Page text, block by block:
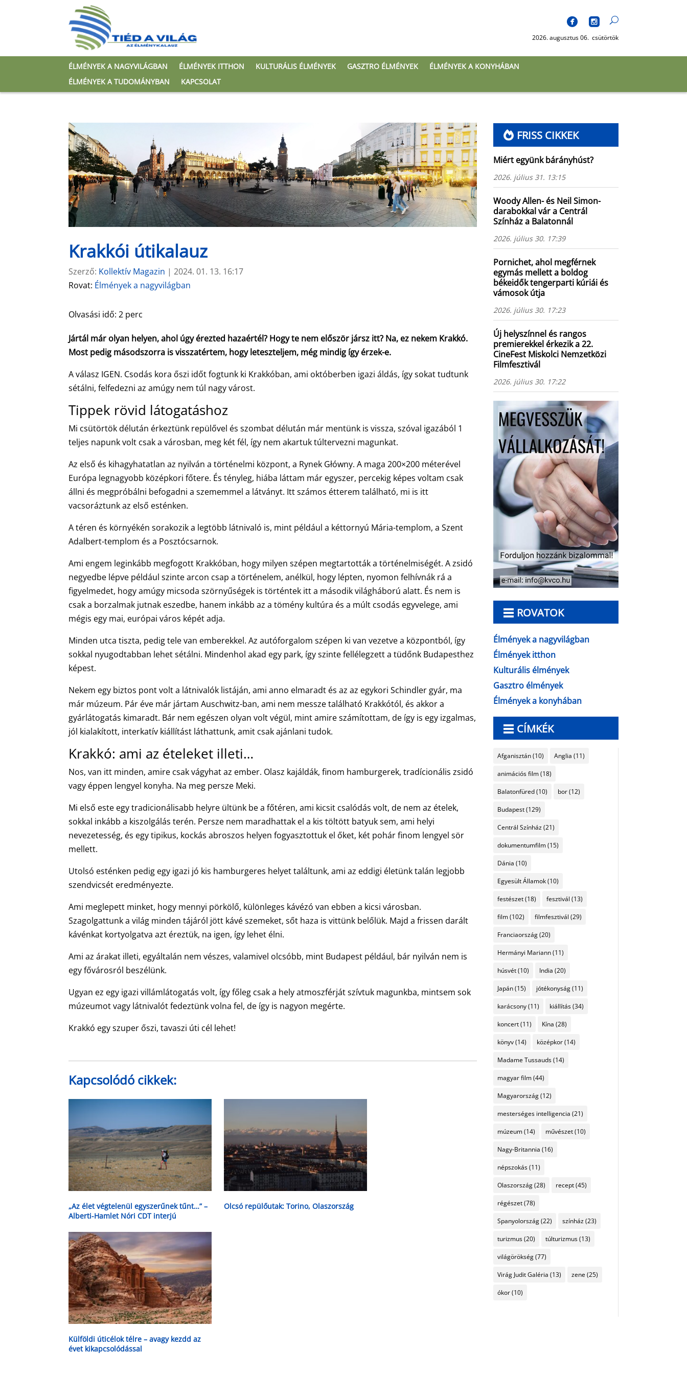
2026. augusztus 06. csütörtök
ÉLMÉNYEK A NAGYVILÁGBAN ÉLMÉNYEK ITTHON KULTURÁLIS ÉLMÉNYEK GASZTRO ÉLMÉNYEK
ÉLMÉNYEK A KONYHÁBAN
ÉLMÉNYEK A TUDOMÁNYBAN
KAPCSOLAT
Krakkói útikalauz
Szerző: Kollektív Magazin |2024. 01. 13. 16:17
Rovat: Élmények a nagyvilágban
Olvasási idő:2 perc
Jártál már olyan helyen, ahol úgy érezted hazaértél? Hogy te nem először jársz itt? Na, ez nekem Krakkó.
Most pedig másodszorra is visszatértem, hogy leteszteljem, még mindig így érzek-e.
A válasz IGEN. Csodás kora őszi időt fogtunk ki Krakkóban, ami októberben igazi áldás, így sokat tudtunk
sétálni, felfedezni az amúgy nem túl nagy várost.
Tippek rövid látogatáshoz
Mi csütörtök délután érkeztünk repülővel és szombat délután már mentünk is vissza, szóval igazából 1
teljes napunk volt csak a városban, meg két fél, így nem akartuk túltervezni magunkat.
Az első és kihagyhatatlan az nyilván a történelmi központ, a Rynek Główny. A maga 200×200 méterével
Európa legnagyobb középkori főtere. És tényleg, hiába láttam már egyszer, percekig képes voltam csak
állni és megpróbálni befogadni a szememmel a látványt. Itt számos étterem található, mi is itt
vacsoráztunk az első esténken.
A téren és környékén sorakozik a legtöbb látnivaló is, mint például a kéttornyú Mária-templom, a Szent
Adalbert-templom és a Posztócsarnok.
Ami engem leginkább megfogott Krakkóban, hogy milyen szépen megtartották a történelmiségét. A zsidó
negyedbe lépve például szinte arcon csap a történelem, anélkül, hogy lépten, nyomon felhívnák rá a
figyelmedet, hogy amúgy micsoda szörnyűségek is történtek itt a második világháború alatt. És nem is
csak a borzalmak jutnak eszedbe, hanem inkább az a tömény kultúra és a múlt csodás egyvelege, ami
mégis egy mai, európai város képét adja.
Minden utca tiszta, pedig tele van emberekkel. Az autóforgalom szépen ki van vezetve a központból, így
sokkal nyugodtabban lehet sétálni. Mindenhol akad egy park, így szinte fellélegzett a tüdőnk Budapesthez
képest.
Nekem egy biztos pont volt a látnivalók listáján, ami anno elmaradt és az az egykori Schindler gyár, ma
már múzeum. Pár éve már jártam Auschwitz-ban, ami nem messze található Krakkótól, és akkor a
gyárlátogatás kimaradt. Bár nem egészen olyan volt végül, mint amire számítottam, de így is egy izgalmas,
jól kialakított, interkatív kiállítást láthattunk, amit csak ajánlani tudok.
Krakkó: ami az ételeket illeti…
Nos, van itt minden, amire csak vágyhat az ember. Olasz kajáldák, finom hamburgerek, tradícionális zsidó
vagy éppen lengyel konyha. Na meg persze Meki.
Mi első este egy tradicionálisabb helyre ültünk be a főtéren, ami kicsit csalódás volt, de nem az ételek,
sokkal inkább a kiszolgálás terén. Persze nem maradhattak el a kis töltött batyuk sem, ami helyi
nevezetesség, és egy tipikus, kockás abroszos helyen fogyasztottuk el őket, két pohár finom lengyel sör
mellett.
Utolsó esténken pedig egy igazi jó kis hamburgeres helyet találtunk, ami az eddigi életünk talán legjobb
szendvicsét eredményezte.
Ami meglepett minket, hogy mennyi pörkölő, különleges kávézó van ebben a kicsi városban.
Szagolgattunk a világ minden tájáról jött kávé szemeket, sőt haza is vittünk belőlük. Majd a frissen darált
kávénkat kortyolgatva azt éreztük, na igen, így lehet élni.
Ami az árakat illeti, egyáltalán nem vészes, valamivel olcsóbb, mint Budapest például, bár nyilván nem is
egy fővárosról beszélünk.
Ugyan ez egy igazi villámlátogatás volt, így főleg csak a hely atmoszférját szívtuk magunkba, mintsem sok
múzeumot vagy látnivalót fedeztünk volna fel, de így is nagyon megérte.
Krakkó egy szuper őszi, tavaszi úti cél lehet!
Kapcsolódó cikkek:
„Az élet végtelenül egyszerűnek tűnt…” –
Alberti-Hamlet Nóri CDT interjú
Olcsó repülőutak: Torino, Olaszország
Külföldi úticélok télre – avagy kezdd az
évet kikapcsolódással
FRISS CIKKEK
Miért együnk bárányhúst?
2026. július 31. 13:15
Woody Allen- és Neil Simon-
darabokkal vár a Centrál
Színház a Balatonnál
2026. július 30. 17:39
Pornichet, ahol megférnek
egymás mellett a boldog
békeidők tengerparti kúriái és
vámosok útja
2026. július 30. 17:23
Új helyszínnel és rangos
premierekkel érkezik a 22.
CineFest Miskolci Nemzetközi
Filmfesztivál
2026. július 30. 17:22
ROVATOK
Élmények a nagyvilágban
Élmények itthon
Kulturális élmények
Gasztro élmények
Élmények a konyhában
CÍMKÉK
Afganisztán(10) Anglia (11)
animációs film(18)
Balatonfüred(10) bor(12)
Budapest(129)
Centrál Színház(21)
dokumentumfilm(15)
Dánia (10)
Egyesült Államok(10)
festészet(18) fesztivál (13)
film(102) filmfesztivál (29)
Franciaország(20)
Hermányi Mariann(11)
húsvét(10) India (20)
Japán(15) jótékonyság(11)
karácsony(11) kiállítás(34)
koncert(11) Kína (28)
könyv(14) középkor(14)
Madame Tussauds(14)
magyar film(44)
Magyarország(12)
mesterséges intelligencia (21)
múzeum(14) művészet(10)
Nagy-Britannia (16)
népszokás(11)
Olaszország(28) recept(45)
régészet(78)
Spanyolország(22) színház(23)
turizmus(20) túlturizmus(13)
világörökség(77)
Virág Judit Galéria (13) zene (25)
ókor(10)